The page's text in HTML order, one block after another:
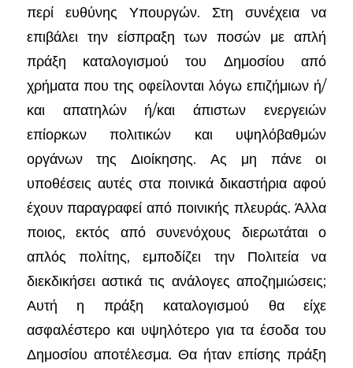
περί ευθύνης Υπουργών. Στη συνέχεια να
επιβάλει την είσπραξη των ποσών με απλή
πράξη καταλογισμού του Δημοσίου από
χρήματα που της οφείλονται λόγω επιζήμιων ή/
και απατηλών ή/και άπιστων ενεργειών
επίορκων πολιτικών και υψηλόβαθμών
οργάνων της Διοίκησης. Ας μη πάνε οι
υποθέσεις αυτές στα ποινικά δικαστήρια αφού
έχουν παραγραφεί από ποινικής πλευράς. Άλλα
ποιος, εκτός από συνενόχους διερωτάται ο
απλός πολίτης, εμποδίζει την Πολιτεία να
διεκδικήσει αστικά τις ανάλογες αποζημιώσεις;
Αυτή η πράξη καταλογισμού θα είχε
ασφαλέστερο και υψηλότερο για τα έσοδα του
Δημοσίου αποτέλεσμα. Θα ήταν επίσης πράξη